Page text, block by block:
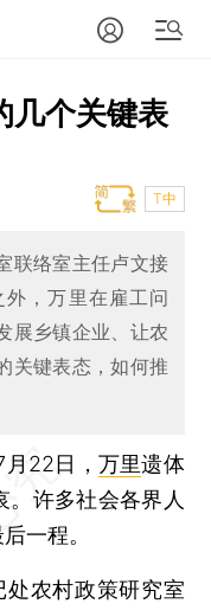
几个关键表
T中
联络室主任卢文接
，万里在雇工问
展乡镇企业、让农
关键表态，如何推
月22日， 万里遗体
许多社会各界人
一程。
农村政策研究室